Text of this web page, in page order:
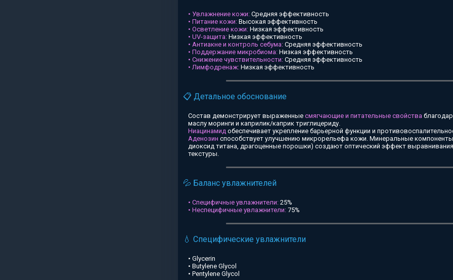
• Увлажнение кожи: Средняя эффективность
• Питание кожи: Высокая эффективность
• Осветление кожи: Низкая эффективность
• UV-защита: Низкая эффективность
• Антиакне и контроль себума: Средняя эффективность
• Поддержание микробиома: Низкая эффективность
• Снижение чувствительности: Средняя эффективность
• Лимфодренаж: Низкая эффективность
📋 Детальное обоснование
Состав демонстрирует выраженные смягчающие и питательные свойства
маслу моринги и каприлик/каприк триглицериду.
Ниацинамид обеспечивает укрепление барьерной функции и
Аденозин способствует улучшению микрорельефа кожи. Минеральные
диоксид титана, драгоценные порошки) создают оптический эффект
текстуры.
💦 Баланс увлажнителей
• Специфичные увлажнители: 25%
• Неспецифичные увлажнители: 75%
💧 Специфические увлажнители
• Glycerin
• Butylene Glycol
• Pentylene Glycol